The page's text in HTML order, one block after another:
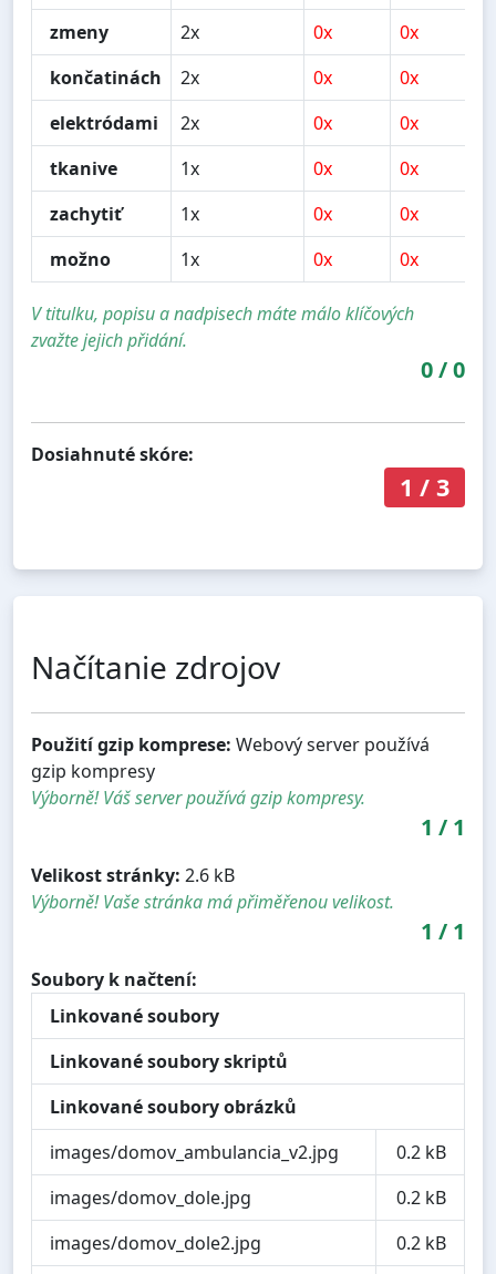
zmeny
2x 0x 0x
končatinách
2x 0x 0x
elektródami
2x 0x 0x
tkanive
1x 0x 0x
zachytiť
1x 0x 0x
možno
1x 0x 0x
V titulku, popisu a nadpisech máte málo klíčových
zvažte jejich přidání.
0/0
Dosiahnuté skóre:
1 / 3
Načítanie zdrojov
Použití gzip komprese: Webový server používá
gzip kompresy
Výborně! Váš server používá gzip kompresy.
1 / 1
Velikost stránky: 2.6 kB
Výborně! Vaše stránka má přiměřenou velikost.
1 / 1
Soubory k načtení:
Linkované soubory
Linkované soubory skriptů
Linkované soubory obrázků
images/domov_ambulancia_v2.jpg
0.2 kB
images/domov_dole.jpg
0.2 kB
images/domov_dole2.jpg
0.2 kB